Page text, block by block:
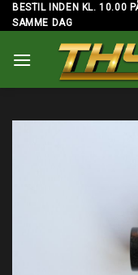
Skip
to
BESTIL INDEN KL. 10.00
SAMME DAG